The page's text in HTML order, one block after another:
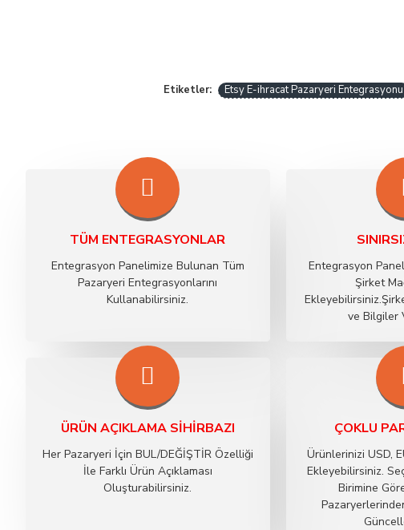
Etiketler: Etsy E-ihracat Pazaryeri Entegrasyonu
TÜM ENTEGRASYONLAR
Entegrasyon Panelimize Bulunan Tüm
Pazaryeri Entegrasyonlarını
Kullanabilirsiniz.
Entegrasyon
Şirket
ve Bilgiler
ÜRÜN AÇIKLAMA SIHIRBAZI
Her Pazaryeri İçin BUL/DEĞİŞTİR Özelliği
İle Farklı Ürün Açıklaması
Oluşturabilirsiniz.
ÇOKLU
Ürünlerinizi USD,
Ekleyebilirsiniz.
Birimine